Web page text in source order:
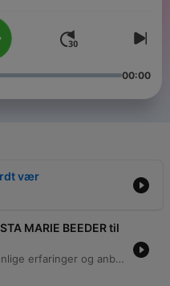
00:00
vær
MARIE BEEDER til
Desta Marie Bedar deler sine personlige erfaringer og anbefalinger for reiser til London, med fokus på nabolag som Mayfair og Shoreditch. Hun gir praktiske råd om alt fra valg av hotell og restauranter til hvordan man best opplever byens unike atmosfære ved å gå fremfor å bruke transportmidler. Episoden belyser også fordelene ved å reise alene, inkludert bedre serviceopplevelser, samt minneverdige historier fra byen, som opplevelser under det kongelige bryllupet i 2011.